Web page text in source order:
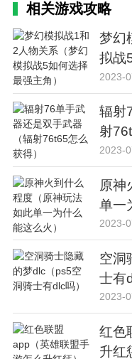
相关游戏攻略
梦幻
拟战
2023-
辐射
射
2023-
原神
单一
2023-
空洞
士有
2023-
红色
升红